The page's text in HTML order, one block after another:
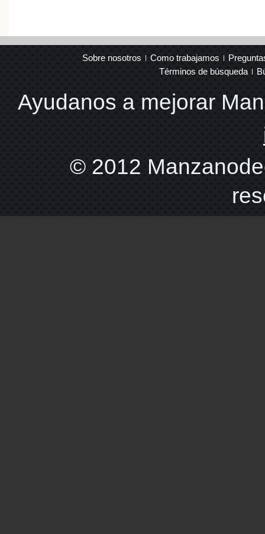
Sobre nosotros Como trabajamos
Términos de búsqueda
Ayudanos a mejorar
© 2012